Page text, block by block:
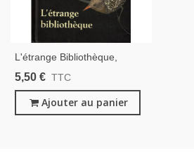
L'étrange Bibliothèque,
Haruki Murakami, 2015 - ,
Roman Fantastique, Japon,
Littérature Japonaise,
5,50 € TTC
Ajouter au panier